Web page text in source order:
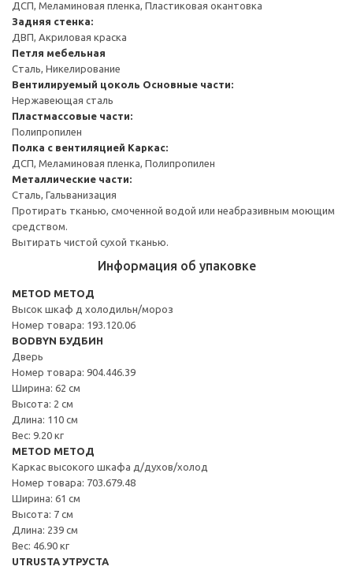
ДСП, Меламиновая пленка, Пластиковая окантовка
Задняя стенка:
ДВП, Акриловая краска
Петля мебельная
Сталь, Никелирование
Вентилируемый цоколь Основные части:
Нержавеющая сталь
Пластмассовые части:
Полипропилен
Полка с вентиляцией Каркас:
ДСП, Меламиновая пленка, Полипропилен
Металлические части:
Сталь, Гальванизация
Протирать тканью, смоченной водой или неабразивным моющим
средством.
Вытирать чистой сухой тканью.
Информация об упаковке
METOD МЕТОД
Высок шкаф д холодильн/мороз
Номер товара: 193.120.06
BODBYN БУДБИН
Дверь
Номер товара: 904.446.39
Ширина: 62 см
Высота: 2 см
Длина: 110 см
Вес: 9.20 кг
METOD МЕТОД
Каркас высокого шкафа д/духов/холод
Номер товара: 703.679.48
Ширина: 61 см
Высота: 7 см
Длина: 239 см
Вес: 46.90 кг
UTRUSTA УТРУСТА